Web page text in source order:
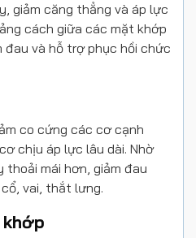
giảm căng thẳng và áp lực
cách giữa các mặt khớp
đau và hỗ trợ phục hồi chức
co cứng các cơ cạnh
chịu áp lực lâu dài. Nhờ
mái hơn, giảm đau
vai, thắt lưng.